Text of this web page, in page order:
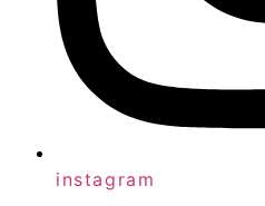
instagram